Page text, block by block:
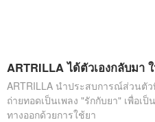
ARTRILLA ได้ตัวเองกลับมา
ARTRILLA นำประสบการณ์ส่วนตัว
ถ่ายทอดเป็นเพลง "รักกับยา" เพื่อ
ทางออกด้วยการใช้ยา